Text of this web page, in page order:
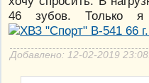
46 зубов. Только
Добавлено: 12-02-2019